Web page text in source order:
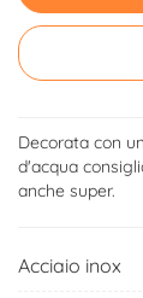
Decorata con
d'acqua
anche super.
Acciaio inox